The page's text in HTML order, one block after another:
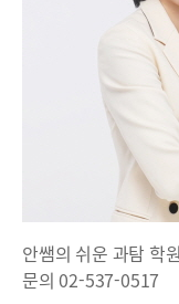
안쌤의 쉬운 과탐 학
문의 02-537-0517